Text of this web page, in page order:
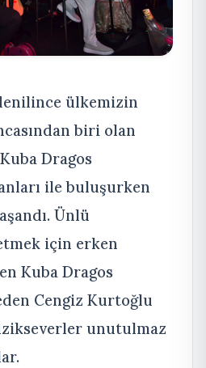
ülkemizin
biri olan
Dragos
ile buluşurken
Ünlü
için erken
Kuba Dragos
Cengiz Kurtoğlu
unutulmaz